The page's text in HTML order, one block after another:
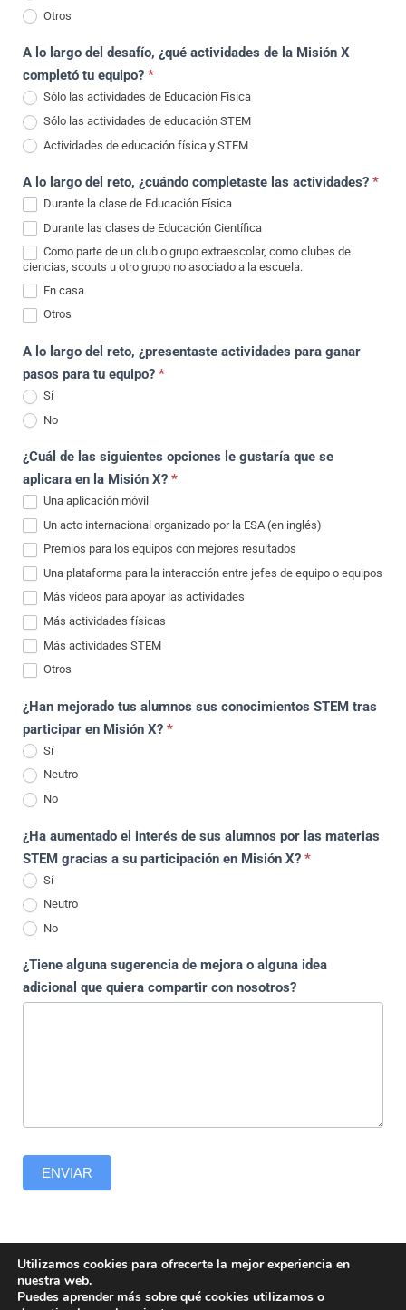
Otros
A lo largo del desafío, ¿qué actividades de la Misión X
completó tu equipo? *
Sólo las actividades de Educación Física
Sólo las actividades de educación STEM
Actividades de educación física y STEM
A lo largo del reto, ¿cuándo completaste las actividades? *
Durante la clase de Educación Física
Durante las clases de Educación Científica
Como parte de un club o grupo extraescolar, como clubes de
ciencias, scouts u otro grupo no asociado a la escuela.
En casa
Otros
A lo largo del reto, ¿presentaste actividades para ganar
pasos para tu equipo? *
Sí
No
¿Cuál de las siguientes opciones le gustaría que se
aplicara en la Misión X? *
Una aplicación móvil
Un acto internacional organizado por la ESA (en inglés)
Premios para los equipos con mejores resultados
Una plataforma para la interacción entre jefes de equipo o equipos
Más vídeos para apoyar las actividades
Más actividades físicas
Más actividades STEM
Otros
¿Han mejorado tus alumnos sus conocimientos STEM tras
participar en Misión X? *
Sí
Neutro
No
¿Ha aumentado el interés de sus alumnos por las materias
STEM gracias a su participación en Misión X? *
Sí
Neutro
No
¿Tiene alguna sugerencia de mejora o alguna idea
adicional que quiera compartir con nosotros?
ENVIAR
Utilizamos cookies para ofrecerte la mejor experiencia en
nuestra web.
Puedes aprender más sobre qué cookies utilizamos o